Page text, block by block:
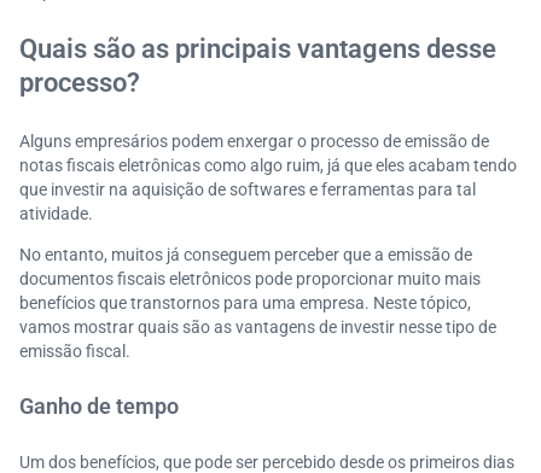
Quais são as principais vantagens desse
processo?
Alguns empresários podem enxergar o processo de emissão de
notas fiscais eletrônicas como algo ruim, já que eles acabam tendo
que investir na aquisição de softwares e ferramentas para tal
atividade.
No entanto, muitos já conseguem perceber que a emissão de
documentos fiscais eletrônicos pode proporcionar muito mais
benefícios que transtornos para uma empresa. Neste tópico,
vamos mostrar quais são as vantagens de investir nesse tipo de
emissão fiscal.
Ganho de tempo
Um dos benefícios, que pode ser percebido desde os primeiros dias